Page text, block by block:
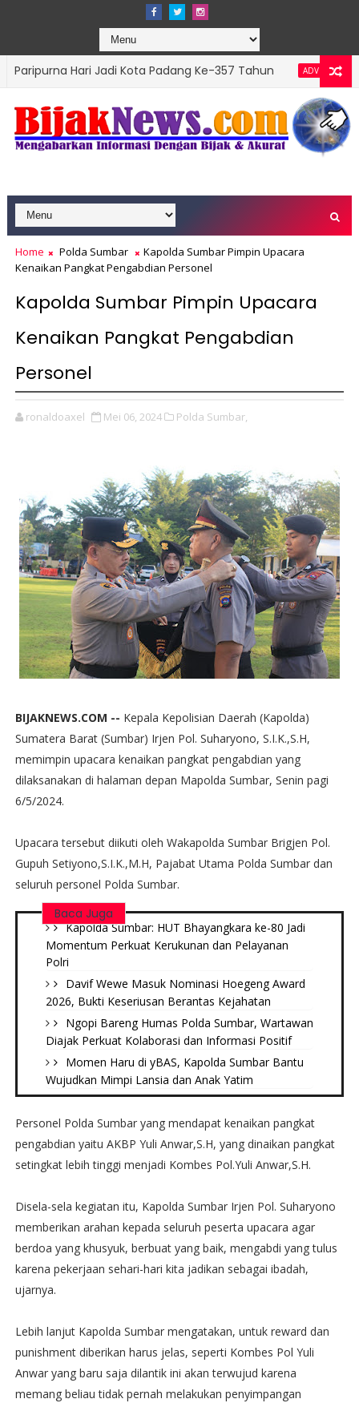
Jadi Kota Padang Ke-357 Tahun ADVERTORIAL
DPRD
Home Polda Sumbar
Kapolda Sumbar Pimpin Upacara
Kenaikan Pangkat Pengabdian Personel
Kapolda Sumbar Pimpin Upacara
Kenaikan Pangkat Pengabdian
Personel
ronaldoaxel Mei 06, 2024 Polda Sumbar,
BIJAKNEWS.COM -- Kepala Kepolisian Daerah (Kapolda)
Sumatera Barat (Sumbar) Irjen Pol. Suharyono, S.I.K.,S.H,
memimpin upacara kenaikan pangkat pengabdian yang
dilaksanakan di halaman depan Mapolda Sumbar, Senin pagi
6/5/2024.
Upacara tersebut diikuti oleh Wakapolda Sumbar Brigjen Pol.
Gupuh Setiyono,S.I.K.,M.H, Pajabat Utama Polda Sumbar dan
seluruh personel Polda Sumbar.
Baca Juga
Kapolda Sumbar: HUT Bhayangkara ke-80 Jadi
Momentum Perkuat Kerukunan dan Pelayanan
Polri
Davif Wewe Masuk Nominasi Hoegeng Award
2026, Bukti Keseriusan Berantas Kejahatan
Ngopi Bareng Humas Polda Sumbar, Wartawan
Diajak Perkuat Kolaborasi dan Informasi Positif
Momen Haru di yBAS, Kapolda Sumbar Bantu
Wujudkan Mimpi Lansia dan Anak Yatim
Personel Polda Sumbar yang mendapat kenaikan pangkat
pengabdian yaitu AKBP Yuli Anwar,S.H, yang dinaikan pangkat
setingkat lebih tinggi menjadi Kombes Pol.Yuli Anwar,S.H.
Disela-sela kegiatan itu, Kapolda Sumbar Irjen Pol. Suharyono
memberikan arahan kepada seluruh peserta upacara agar
berdoa yang khusyuk, berbuat yang baik, mengabdi yang tulus
karena pekerjaan sehari-hari kita jadikan sebagai ibadah,
ujarnya.
Lebih lanjut Kapolda Sumbar mengatakan, untuk reward dan
punishment diberikan harus jelas, seperti Kombes Pol Yuli
Anwar yang baru saja dilantik ini akan terwujud karena
memang beliau tidak pernah melakukan penyimpangan